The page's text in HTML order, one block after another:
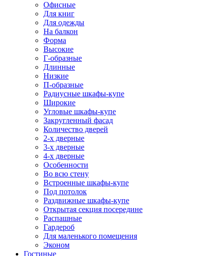
Офисные
Для книг
Для одежды
На балкон
Форма
Высокие
Г-образные
Длинные
Низкие
П-образные
Радиусные шкафы-купе
Широкие
Угловые шкафы-купе
Закругленный фасад
Количество дверей
2-х дверные
3-х дверные
4-х дверные
Особенности
Во всю стену
Встроенные шкафы-купе
Под потолок
Раздвижные шкафы-купе
Открытая секция посередине
Распашные
Гардероб
Для маленького помещения
Эконом
Гостиные